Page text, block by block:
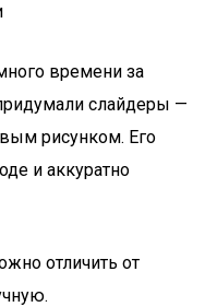
времени за
слайдеры —
рисунком. Его
и аккуратно
отличить от